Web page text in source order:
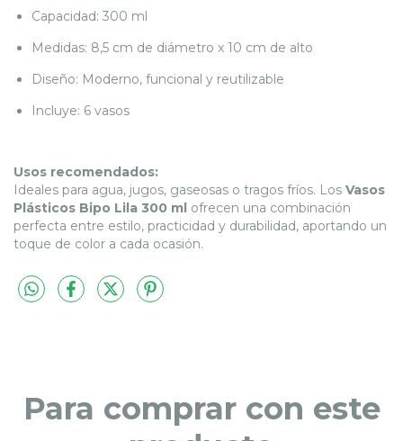
Capacidad: 300 ml
Medidas: 8,5 cm de diámetro x 10 cm de alto
Diseño: Moderno, funcional y reutilizable
Incluye: 6 vasos
Usos recomendados:
Ideales para agua, jugos, gaseosas o tragos fríos. Los Vasos
Plásticos Bipo Lila 300 ml ofrecen una combinación
perfecta entre estilo, practicidad y durabilidad, aportando un
toque de color a cada ocasión.
Para comprar con este